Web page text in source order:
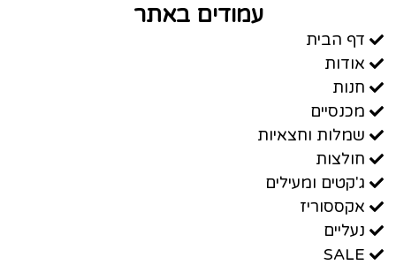
עמודים באתר
דף הבית
אודות
חנות
מכנסיים
שמלות וחצאיות
חולצות
ג'קטים ומעילים
אקססוריז
נעליים
SALE